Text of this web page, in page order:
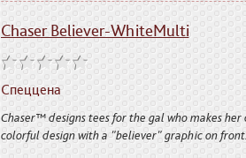
Chaser Believer-WhiteMulti
Спеццена
Chaser™ designs tees for the gal who makes
colorful design with a "believer" graphic on